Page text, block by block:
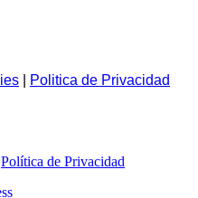
Politica de Privacidad
Política de Privacidad